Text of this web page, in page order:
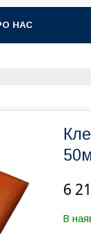
НАС
6
В